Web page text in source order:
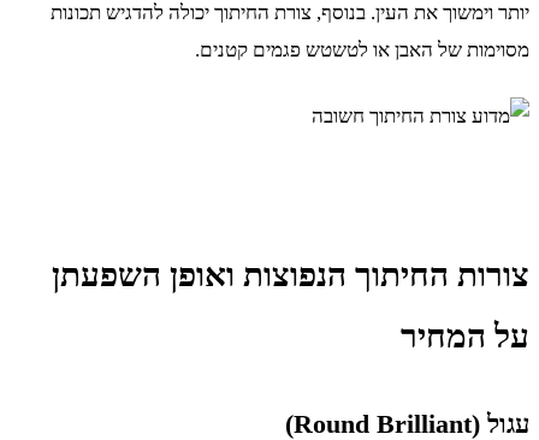
יותר וימשוך את העין. בנוסף, צורת החיתוך יכולה להדגיש תכונות
מסוימות של האבן או לטשטש פגמים קטנים.
צורות החיתוך הנפוצות ואופן השפעתן
על המחיר
עגול (Round Brilliant)